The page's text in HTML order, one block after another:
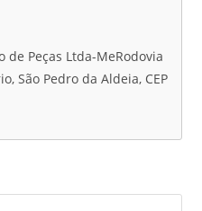
de Peças Ltda-MeRodovia
São Pedro da Aldeia, CEP